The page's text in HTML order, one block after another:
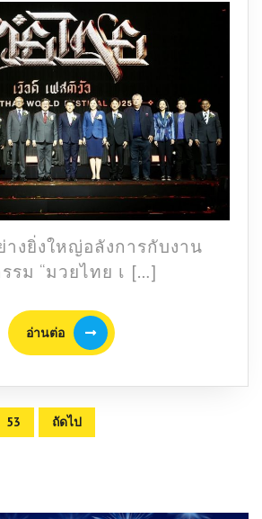
ครึ่ง
World
Festival
2025
จัด
เต็ม
กิจกรรม
มวยไทย
ณ
สยาม
พา
รา
กอน
นี้
างยิ่งใหญ่อลังการกับงาน
รม “มวยไทย เ […]
อ่านต่อ
อ่าน
ต่อ
53 ถัดไป